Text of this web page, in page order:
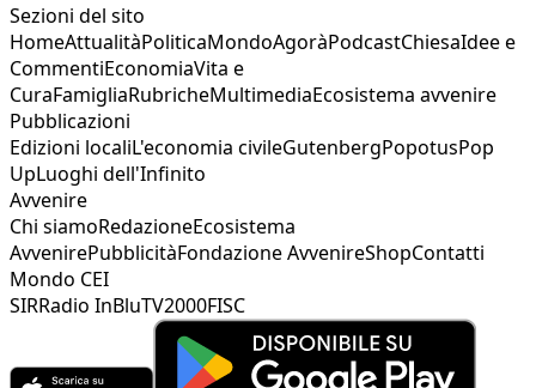
Sezioni del sito
HomeAttualitàPoliticaMondoAgoràPodcastChiesaIdee e
CommentiEconomiaVita e
CuraFamigliaRubricheMultimediaEcosistema avvenire
Pubblicazioni
Edizioni localiL'economia civileGutenbergPopotusPop
UpLuoghi dell'Infinito
Avvenire
Chi siamoRedazioneEcosistema
AvvenirePubblicitàFondazione AvvenireShopContatti
Mondo CEI
SIRRadio InBluTV2000FISC